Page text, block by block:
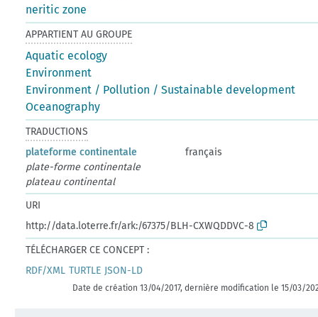
neritic zone
APPARTIENT AU GROUPE
Aquatic ecology
Environment
Environment / Pollution / Sustainable development
Oceanography
TRADUCTIONS
plateforme continentale
français
plate-forme continentale
plateau continental
URI
http://data.loterre.fr/ark:/67375/BLH-CXWQDDVC-8
TÉLÉCHARGER CE CONCEPT :
RDF/XML TURTLE JSON-LD
Date de création 13/04/2017, dernière modification le 15/03/